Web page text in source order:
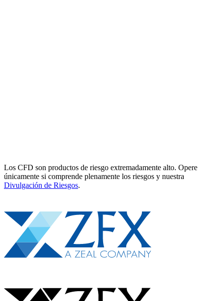
Los CFD son productos de riesgo extremadamente alto. Opere
únicamente si comprende plenamente los riesgos y nuestra
Divulgación de Riesgos.